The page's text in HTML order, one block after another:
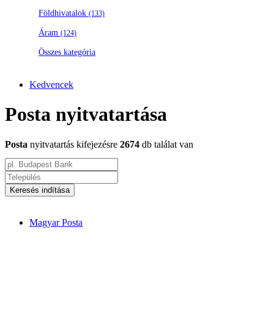
Földhivatalok (133)
Áram (124)
Összes kategória
Kedvencek
Posta nyitvatartása
Posta nyitvatartás kifejezésre 2674 db találat van
Keresés indítása
Magyar Posta